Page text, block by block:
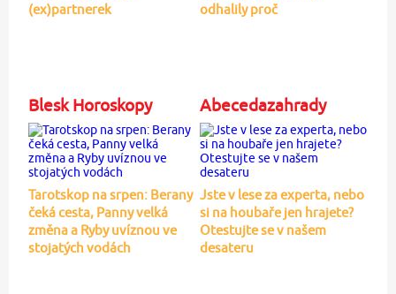
(ex)partnerek
odhalily proč
Blesk Horoskopy
Tarotskop na srpen: Berany
čeká cesta, Panny velká
změna a Ryby uvíznou ve
stojatých vodách
Abecedazahrady
Jste v lese za experta, nebo
si na houbaře jen hrajete?
Otestujte se v našem
desateru